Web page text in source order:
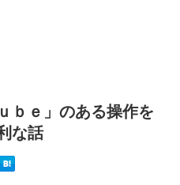
ｂｅ」のある操作を
な話